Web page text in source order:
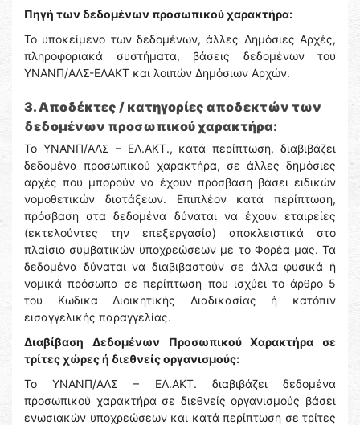
Πηγή των δεδομένων προσωπικού χαρακτήρα:
Το υποκείμενο των δεδομένων, άλλες Δημόσιες Αρχές,
πληροφοριακά συστήματα, βάσεις δεδομένων του
ΥΝΑΝΠ/ΑΛΣ-ΕΛΑΚΤ και λοιπών Δημόσιων Αρχών.
3. Αποδέκτες / κατηγορίες αποδεκτών των
δεδομένων προσωπικού χαρακτήρα:
Το ΥΝΑΝΠ/ΑΛΣ – ΕΛ.ΑΚΤ., κατά περίπτωση, διαβιβάζει
δεδομένα προσωπικού χαρακτήρα, σε άλλες δημόσιες
αρχές που μπορούν να έχουν πρόσβαση βάσει ειδικών
νομοθετικών διατάξεων. Επιπλέον κατά περίπτωση,
πρόσβαση στα δεδομένα δύναται να έχουν εταιρείες
(εκτελούντες την επεξεργασία) αποκλειστικά στο
πλαίσιο συμβατικών υποχρεώσεων με το Φορέα μας. Τα
δεδομένα δύναται να διαβιβαστούν σε άλλα φυσικά ή
νομικά πρόσωπα σε περίπτωση που ισχύει το άρθρο 5
του Κωδικα Διοικητικής Διαδικασίας ή κατόπιν
εισαγγελικής παραγγελίας.
Διαβίβαση Δεδομένων Προσωπικού Χαρακτήρα σε
τρίτες χώρες ή διεθνείς οργανισμούς:
Το ΥΝΑΝΠ/ΑΛΣ – ΕΛ.ΑΚΤ. διαβιβάζει δεδομένα
προσωπικού χαρακτήρα σε διεθνείς οργανισμούς βάσει
ενωσιακών υποχρεώσεων και κατά περίπτωση σε τρίτες